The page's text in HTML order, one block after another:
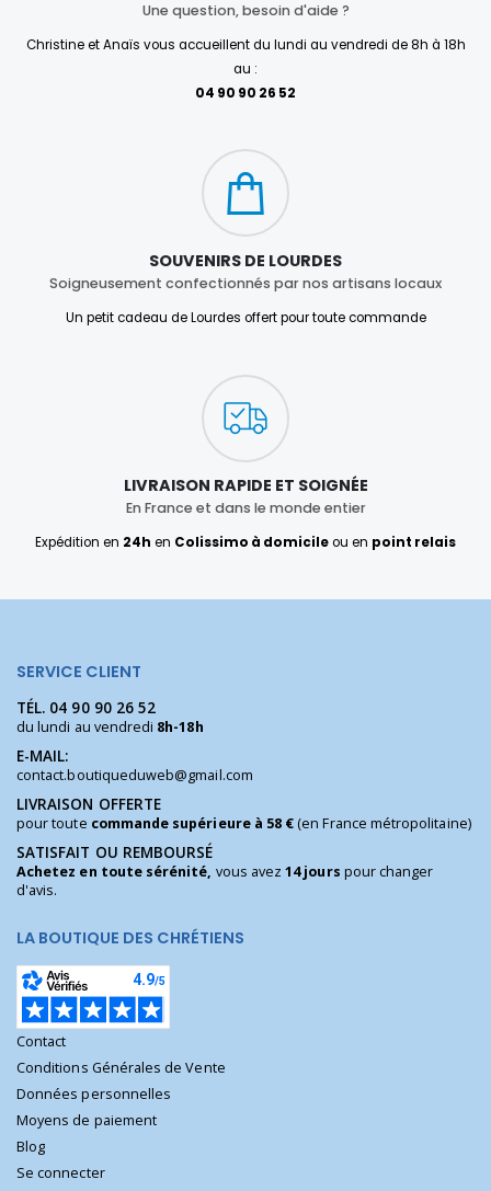
Une question, besoin d'aide ?
Christine et Anaïs vous accueillent du lundi au vendredi de 8h à 18h
au :
04 90 90 26 52
SOUVENIRS DE LOURDES
Soigneusement confectionnés par nos artisans locaux
Un petit cadeau de Lourdes offert pour toute commande
LIVRAISON RAPIDE ET SOIGNÉE
En France et dans le monde entier
Expédition en 24h en Colissimo à domicileou en point relais
SERVICE CLIENT
TÉL. 04 90 90 26 52
du lundi au vendredi 8h-18h
E-MAIL:
contact.boutiqueduweb@gmail.com
LIVRAISON OFFERTE
pour toute commande supérieure à 58 €(en France métropolitaine)
SATISFAIT OU REMBOURSÉ
Achetez en toute sérénité, vous avez14 jours pour changer
d'avis.
LA BOUTIQUE DES CHRÉTIENS
Contact
Conditions Générales de Vente
Données personnelles
Moyens de paiement
Blog
Se connecter